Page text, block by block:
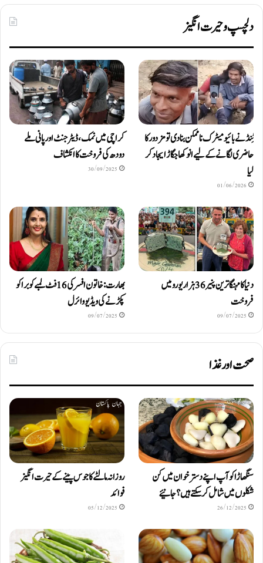
دلچسپ و حیرت انگیز
ٹِنڈ نے بائیومیٹرک ناممکن بنا دی تو مزدور کا
حاضری لگانے کے لیے انوکھا جگاڑ ایجاد کر
لیا
01/06/2026
کراچی میں نمک، ڈیٹرجنٹ اور پانی ملے
دودھ کی فروخت کا انکشاف
30/09/2025
دنیا کا مہنگا ترین پنیر 36 ہزار یورو میں
فروخت
09/07/2025
بھارت: خاتون افسر کی 16 فٹ لمبے کوبرا کو
پکڑنے کی ویڈیو وائرل
09/07/2025
صحت اور غذا
سنگھاڑا کو آپ اپنے دستر خوان میں کن
شکلوں میں شامل کرسکتے ہیں ؟ جانیئے
26/12/2025
روزانہ مالٹے کا جوس پینے کے حیرت انگیز
فوائد
05/12/2025